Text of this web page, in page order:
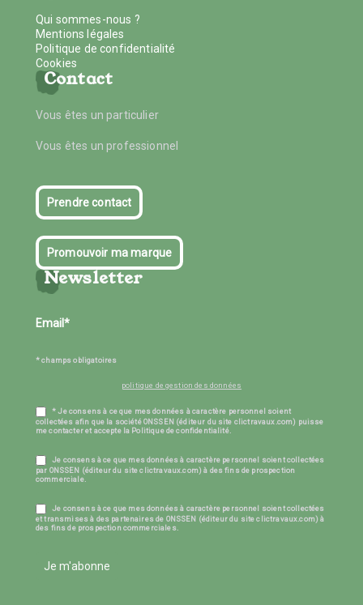
Qui sommes-nous ?
Mentions légales
Politique de confidentialité
Cookies
Contact
Vous êtes un particulier
Vous êtes un professionnel
Prendre contact
Promouvoir ma marque
Newsletter
* champs obligatoires
politique de gestion des données
* Je consens à ce que mes données à caractère personnel soient
collectées afin que la société ONSSEN (éditeur du site clictravaux.com) puisse
me contacter et accepte la Politique de confidentialité.
Je consens à ce que mes données à caractère personnel soient collectées
par ONSSEN (éditeur du site clictravaux.com) à des fins de prospection
commerciale.
Je consens à ce que mes données à caractère personnel soient collectées
et transmises à des partenaires de ONSSEN (éditeur du site clictravaux.com) à
des fins de prospection commerciales.
Je m'abonne